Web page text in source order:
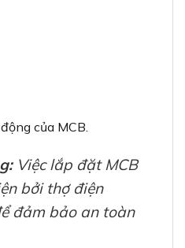
của MCB.
Việc lắp đặt MCB
bởi thợ điện
đảm bảo an toàn